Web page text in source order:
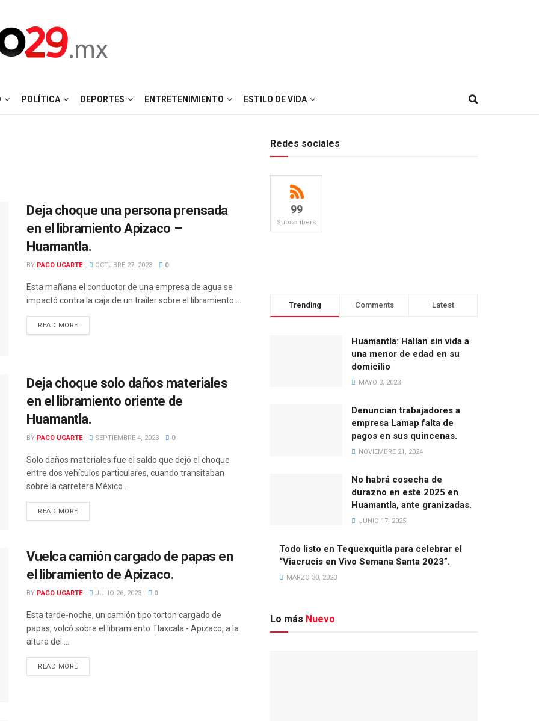
POLÍTICA DEPORTES ENTRETENIMIENTO ESTILO DE VIDA
Deja choque una persona prensada
en el libramiento Apizaco –
Huamantla.
BY PACO UGARTE OCTUBRE 27, 2023 0
Esta mañana el conductor de una empresa de agua se
impactó contra la caja de un trailer sobre el libramiento ...
READ MORE
Deja choque solo daños materiales
en el libramiento oriente de
Huamantla.
BY PACO UGARTE SEPTIEMBRE 4, 2023 0
Solo daños materiales fue el saldo que dejó el choque
entre dos vehículos particulares, cuando transitaban
sobre la carretera México ...
READ MORE
Vuelca camión cargado de papas en
el libramiento de Apizaco.
BY PACO UGARTE JULIO 26, 2023 0
Esta tarde-noche, un camión tipo torton cargado de
papas, volcó sobre el libramiento Tlaxcala - Apizaco, a la
altura del ...
READ MORE
Redes sociales
99
Subscribers
Trending Comments Latest
Huamantla: Hallan sin vida a
una menor de edad en su
domicilio
MAYO 3, 2023
Denuncian trabajadores a
empresa Lamap falta de
pagos en sus quincenas.
NOVIEMBRE 21, 2024
No habrá cosecha de
durazno en este 2025 en
Huamantla, ante granizadas.
JUNIO 17, 2025
Todo listo en Tequexquitla para celebrar el
“Viacrucis en Vivo Semana Santa 2023”.
MARZO 30, 2023
Lo más Nuevo